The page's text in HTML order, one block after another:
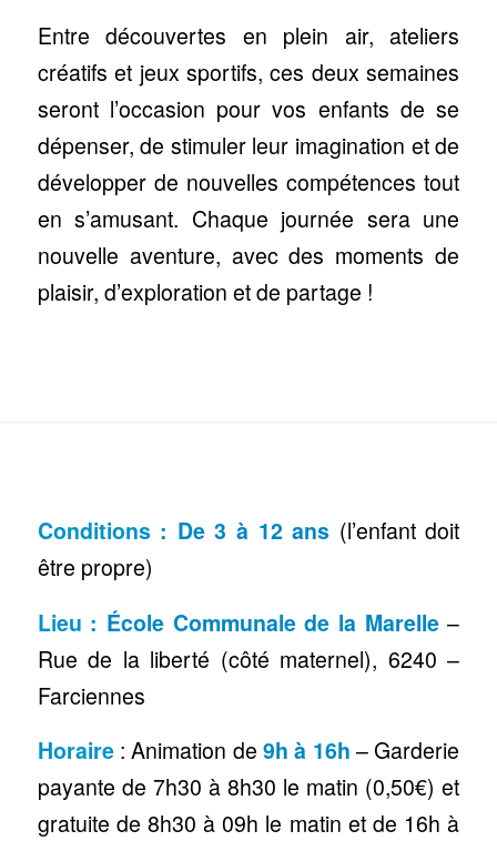
Entre découvertes en plein air, ateliers
créatifs et jeux sportifs, ces deux semaines
seront l’occasion pour vos enfants de se
dépenser, de stimuler leur imagination et de
développer de nouvelles compétences tout
en s’amusant. Chaque journée sera une
nouvelle aventure, avec des moments de
plaisir, d’exploration et de partage !
Conditions: De 3 à 12 ans (l’enfant doit
être propre)
Lieu : École Communale de la Marelle–
Rue de la liberté (côté maternel), 6240 –
Farciennes
Horaire: Animation de 9h à 16h – Garderie
payante de 7h30 à 8h30 le matin (0,50€) et
gratuite de 8h30 à 09h le matin et de 16h à